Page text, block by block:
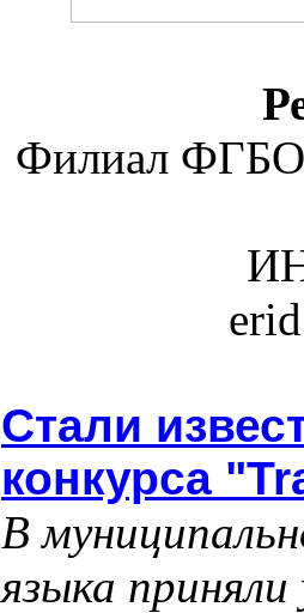
Филиал
Стали
конкурса
В
языка